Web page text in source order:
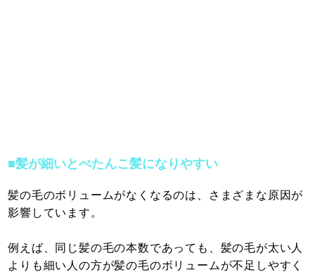
■髪が細いとぺたんこ髪になりやすい
髪の毛のボリュームがなくなるのは、さまざまな原因が
影響しています。
例えば、同じ髪の毛の本数であっても、髪の毛が太い人
よりも細い人の方が髪の毛のボリュームが不足しやすく